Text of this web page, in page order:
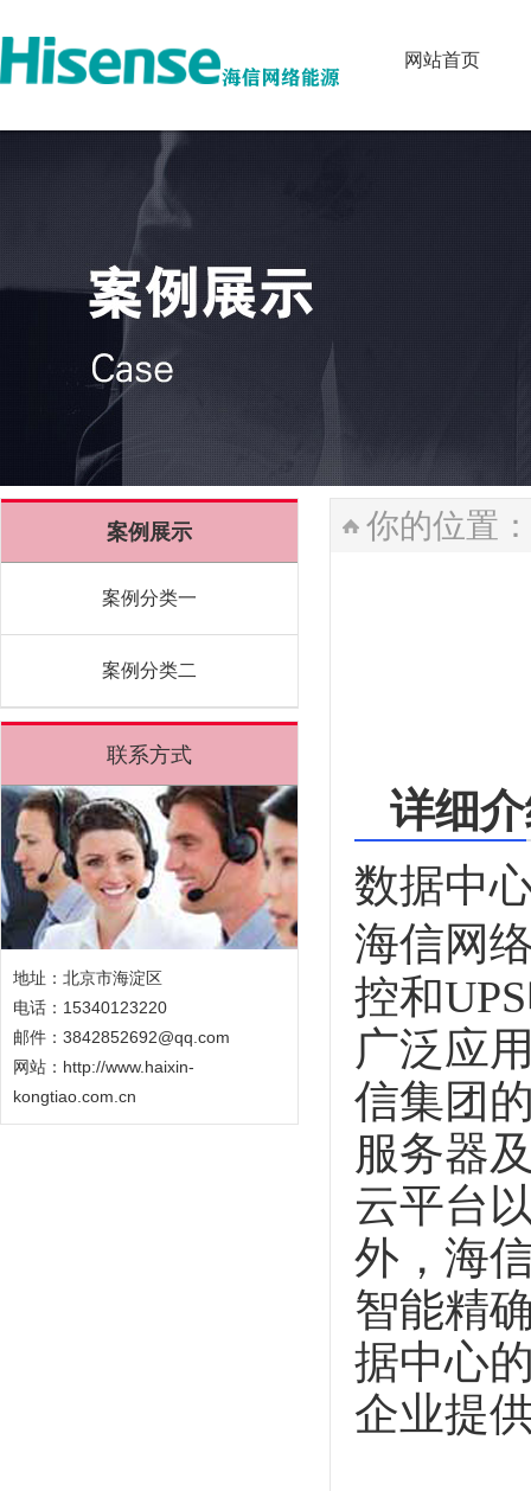
网站首页
案例展示
案例分类一
案例分类二
联系方式
地址：北京市海淀区
电话：15340123220
邮件：3842852692@qq.com
网站： http://www.haixin-
kongtiao.com.cn
你的位置：
详细
数据中
海信网
控和
广泛应
信集团
服务器
云平台
外，海
智能精
据中心
企业提